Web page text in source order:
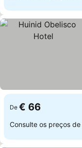
De € 66
Consulte os preços de